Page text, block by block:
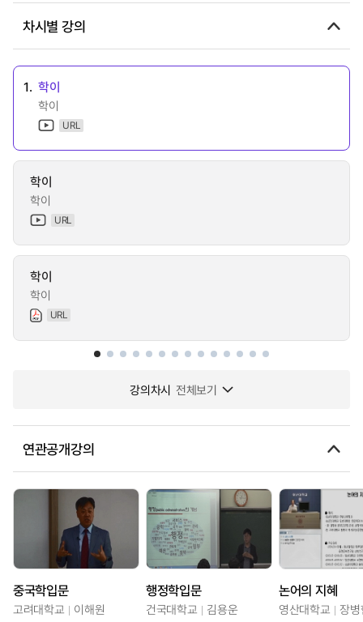
차시별 강의
1. 학이
학이
URL
학이
학이
URL
학이
학이
URL
강의차시 전체보기
연관공개강의
중국학입문
고려대학교 이해원
행정학입문
건국대학교 김용운
논어의 지혜
영산대학교 장